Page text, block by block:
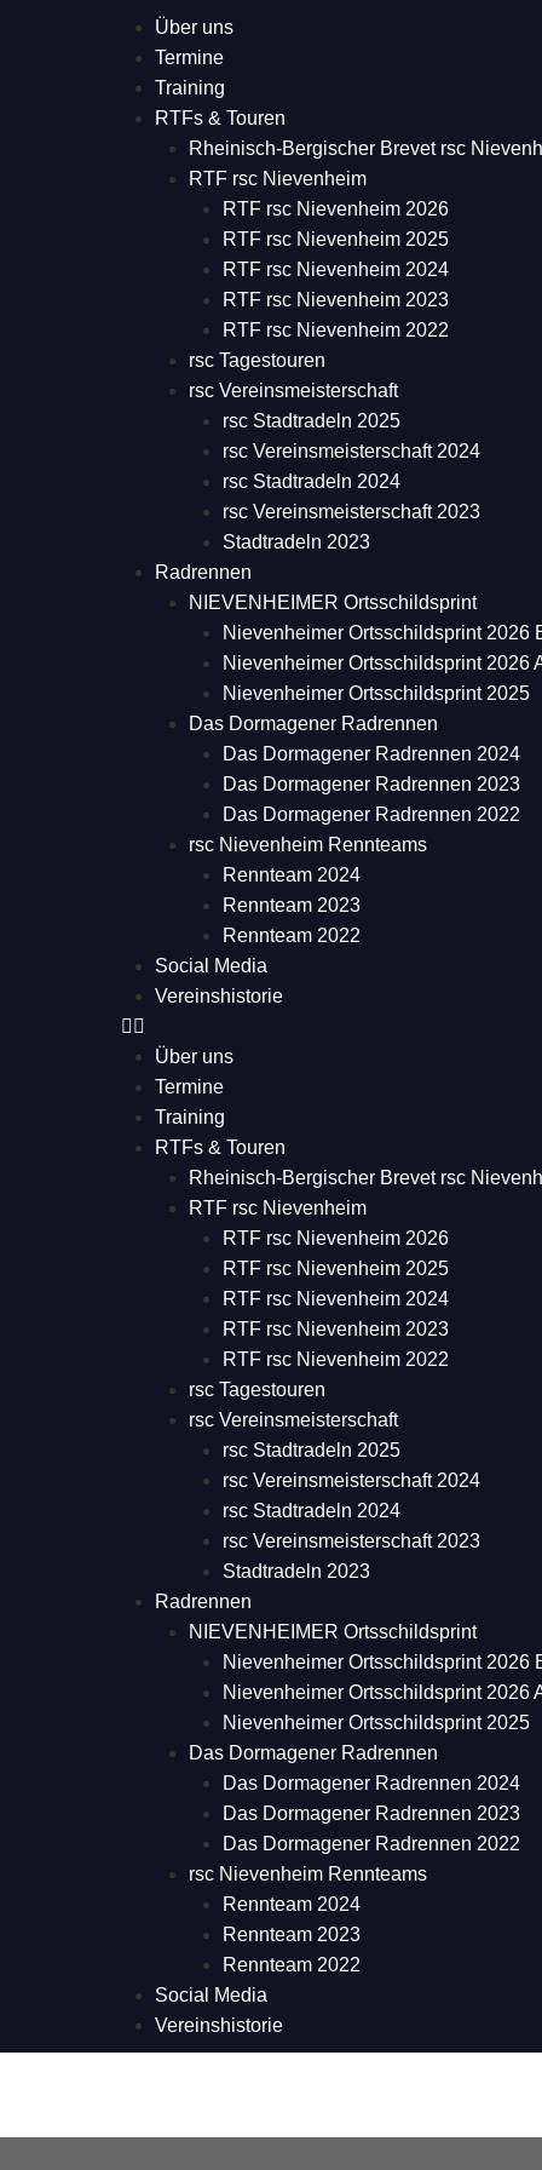
Über uns
Termine
Training
RTFs & Touren
Rheinisch-Bergischer Brevet rsc
RTF rsc Nievenheim
RTF rsc Nievenheim 2026
RTF rsc Nievenheim 2025
RTF rsc Nievenheim 2024
RTF rsc Nievenheim 2023
RTF rsc Nievenheim 2022
rsc Tagestouren
rsc Vereinsmeisterschaft
rsc Stadtradeln 2025
rsc Vereinsmeisterschaft 2024
rsc Stadtradeln 2024
rsc Vereinsmeisterschaft 2023
Stadtradeln 2023
Radrennen
NIEVENHEIMER Ortsschildsprint
Nievenheimer Ortsschildsprint 2026
Nievenheimer Ortsschildsprint 2026
Nievenheimer Ortsschildsprint 2025
Das Dormagener Radrennen
Das Dormagener Radrennen 2024
Das Dormagener Radrennen 2023
Das Dormagener Radrennen 2022
rsc Nievenheim Rennteams
Rennteam 2024
Rennteam 2023
Rennteam 2022
Social Media
Vereinshistorie
Über uns
Termine
Training
RTFs & Touren
Rheinisch-Bergischer Brevet rsc
RTF rsc Nievenheim
RTF rsc Nievenheim 2026
RTF rsc Nievenheim 2025
RTF rsc Nievenheim 2024
RTF rsc Nievenheim 2023
RTF rsc Nievenheim 2022
rsc Tagestouren
rsc Vereinsmeisterschaft
rsc Stadtradeln 2025
rsc Vereinsmeisterschaft 2024
rsc Stadtradeln 2024
rsc Vereinsmeisterschaft 2023
Stadtradeln 2023
Radrennen
NIEVENHEIMER Ortsschildsprint
Nievenheimer Ortsschildsprint 2026
Nievenheimer Ortsschildsprint 2026
Nievenheimer Ortsschildsprint 2025
Das Dormagener Radrennen
Das Dormagener Radrennen 2024
Das Dormagener Radrennen 2023
Das Dormagener Radrennen 2022
rsc Nievenheim Rennteams
Rennteam 2024
Rennteam 2023
Rennteam 2022
Social Media
Vereinshistorie